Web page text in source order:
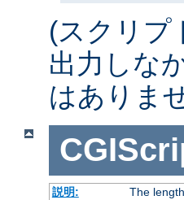
(スクリプ
出力しな
はありま
説明:
The